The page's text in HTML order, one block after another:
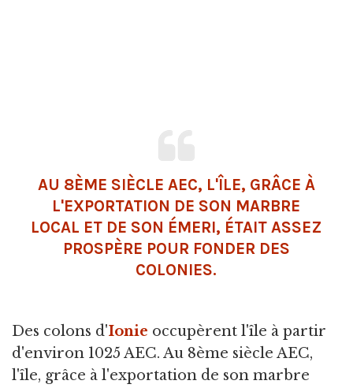
AU 8ÈME SIÈCLE AEC, L'ÎLE, GRÂCE À
L'EXPORTATION DE SON MARBRE
LOCAL ET DE SON ÉMERI, ÉTAIT ASSEZ
PROSPÈRE POUR FONDER DES
COLONIES.
Des colons d'Ionie occupèrent l'île à partir
d'environ 1025 AEC. Au 8ème siècle AEC,
l'île, grâce à l'exportation de son marbre